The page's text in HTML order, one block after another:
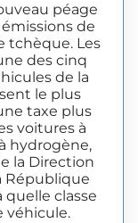
péage
de
tchèque. Les
des cinq
de la
le plus
taxe plus
voitures à
hydrogène,
la Direction
République
classe
véhicule.